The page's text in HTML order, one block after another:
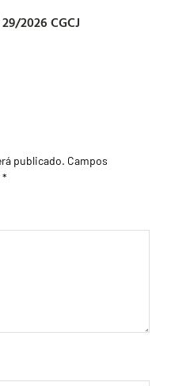
2026 CGCJ
publicado. Campos
*